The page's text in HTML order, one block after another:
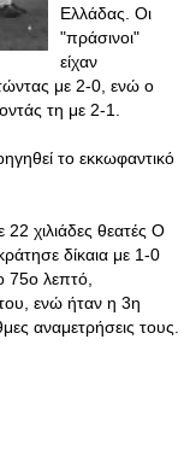
Ελλάδας. Οι
"πράσινοι"
είχαν
με 2-0, ενώ ο
τη με 2-1.
το εκκωφαντικό
22 χιλιάδες θεατές Ο
δίκαια με 1-0
75ο λεπτό,
ενώ ήταν η 3η
αναμετρήσεις τους.